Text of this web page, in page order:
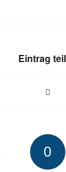
Eintrag
0